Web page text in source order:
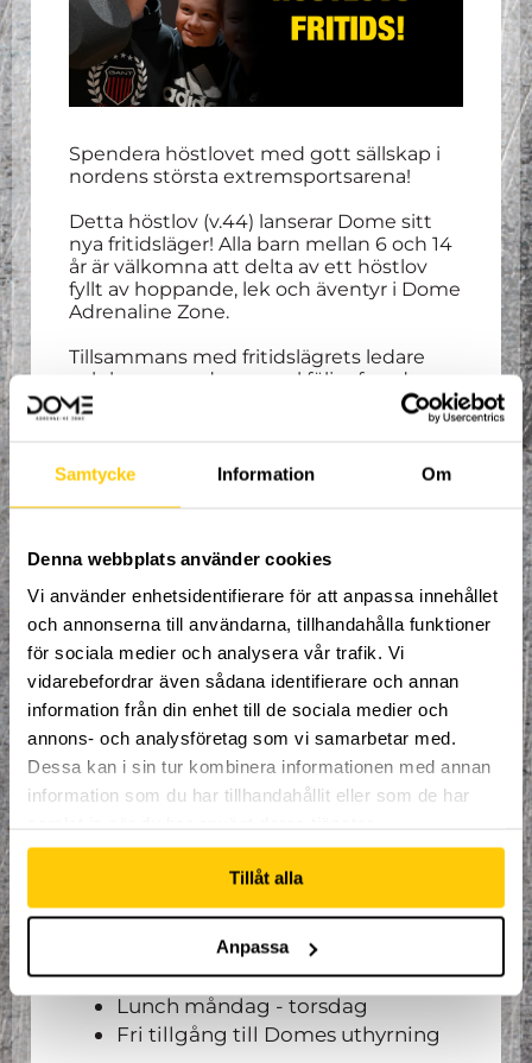
Samtycke Information Om
Denna webbplats använder cookies
Vi använder enhetsidentifierare för att anpassa innehållet
och annonserna till användarna, tillhandahålla funktioner
för sociala medier och analysera vår trafik. Vi
vidarebefordrar även sådana identifierare och annan
information från din enhet till de sociala medier och
annons- och analysföretag som vi samarbetar med.
Dessa kan i sin tur kombinera informationen med annan
information som du har tillhandahållit eller som de har
Tillåt alla
Anpassa
Spendera höstlovet med gott sällskap i
nordens största extremsportsarena!
Detta höstlov (v.44) lanserar Dome sitt
nya fritidsläger! Alla barn mellan 6 och 14
år är välkomna att delta av ett höstlov
fyllt av hoppande, lek och äventyr i Dome
Adrenaline Zone.
Tillsammans med fritidslägrets ledare
och bemannad personal följer fyra dagar
av hoppande och lekande i nordens
största extremsportsarena. Lunch,
och trampolinstrumpor ingår i
anläggningen tillsammans med barnen
hoppande med frivilliga lekar och
aktiviteter.
Saker att ta med sig:
Träningskläder
ev. ombyte
Vattenflaska (går att köpa på
plats)
Saker som ingår:
Hoppband måndag - torsdag
09:30-16:00
Trampolinstrumpor
Mellanmål måndag - torsdag
Lunch måndag - torsdag
Fri tillgång till Domes uthyrning